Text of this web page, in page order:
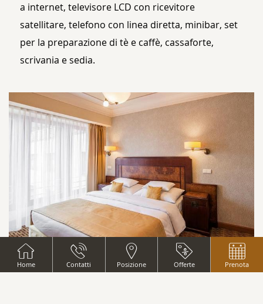
a internet, televisore LCD con ricevitore
satellitare, telefono con linea diretta, minibar, set
per la preparazione di tè e caffè, cassaforte,
scrivania e sedia.
CAMERE
CAMERA DOPPIA SUPERIOR
Home Contatti Posizione Offerte Prenota